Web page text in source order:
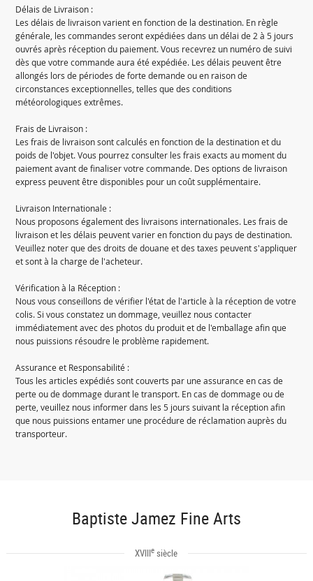
Délais de Livraison :
Les délais de livraison varient en fonction de la destination. En règle
générale, les commandes seront expédiées dans un délai de 2 à 5 jours
ouvrés après réception du paiement. Vous recevrez un numéro de suivi
dès que votre commande aura été expédiée. Les délais peuvent être
allongés lors de périodes de forte demande ou en raison de
circonstances exceptionnelles, telles que des conditions
météorologiques extrêmes.
Frais de Livraison :
Les frais de livraison sont calculés en fonction de la destination et du
poids de l'objet. Vous pourrez consulter les frais exacts au moment du
paiement avant de finaliser votre commande. Des options de livraison
express peuvent être disponibles pour un coût supplémentaire.
Livraison Internationale :
Nous proposons également des livraisons internationales. Les frais de
livraison et les délais peuvent varier en fonction du pays de destination.
Veuillez noter que des droits de douane et des taxes peuvent s'appliquer
et sont à la charge de l'acheteur.
Vérification à la Réception :
Nous vous conseillons de vérifier l'état de l'article à la réception de votre
colis. Si vous constatez un dommage, veuillez nous contacter
immédiatement avec des photos du produit et de l'emballage afin que
nous puissions résoudre le problème rapidement.
Assurance et Responsabilité :
Tous les articles expédiés sont couverts par une assurance en cas de
perte ou de dommage durant le transport. En cas de dommage ou de
perte, veuillez nous informer dans les 5 jours suivant la réception afin
que nous puissions entamer une procédure de réclamation auprès du
transporteur.
Baptiste Jamez Fine Arts
XVIIIe siècle